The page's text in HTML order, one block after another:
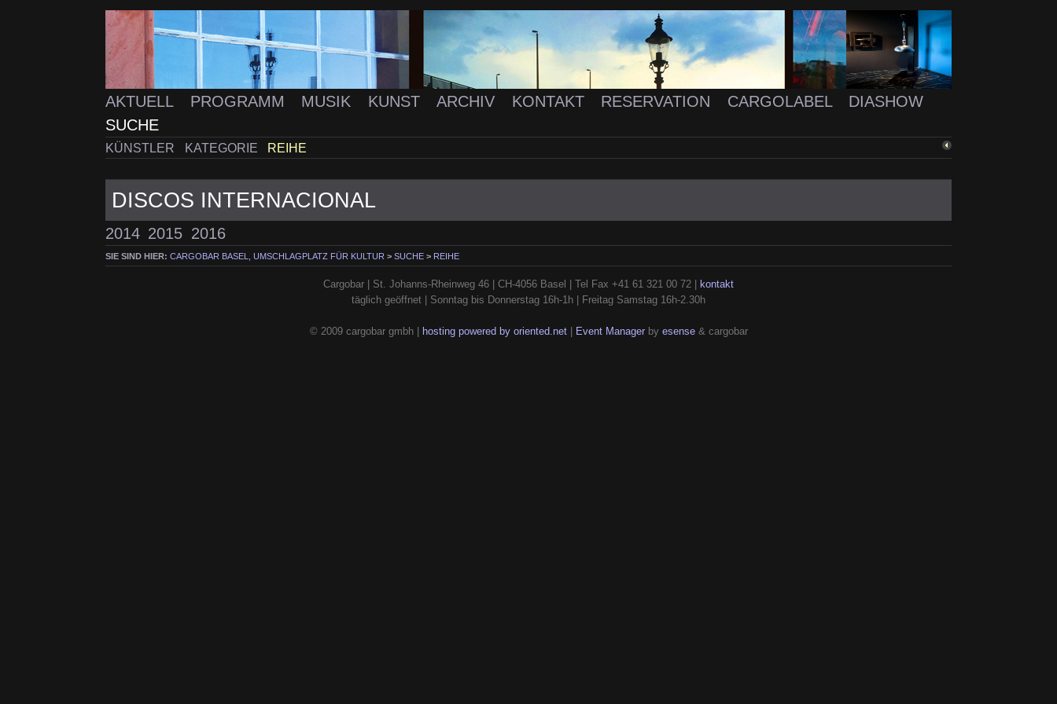
AKTUELL PROGRAMM MUSIK KUNST ARCHIV KONTAKT RESERVATION CARGOLABEL
DIASHOW
SUCHE
KÜNSTLER KATEGORIE REIHE
DISCOS INTERNACIONAL
2014 2015 2016
SIE SIND HIER:CARGOBAR BASEL, UMSCHLAGPLATZ FÜR KULTUR >SUCHE > REIHE
Cargobar | St. Johanns-Rheinweg 46 | CH-4056 Basel | Tel Fax +41 61 321 00 72 |
kontakt
täglich geöffnet | Sonntag bis Donnerstag 16h-1h | Freitag Samstag 16h-2.30h
© 2009 cargobar gmbh | hosting powered by oriented.net| Event Managerby esense& cargobar